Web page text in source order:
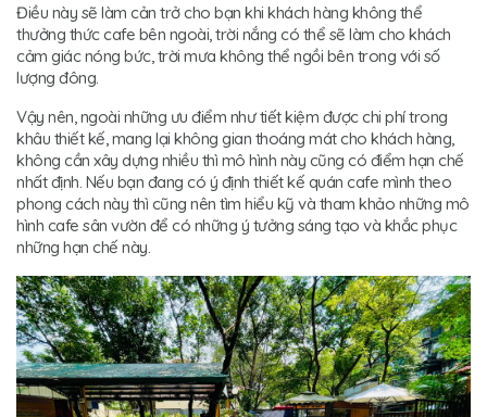
Điều này sẽ làm cản trở cho bạn khi khách hàng không thể
thưởng thức cafe bên ngoài, trời nắng có thể sẽ làm cho khách
cảm giác nóng bức, trời mưa không thể ngồi bên trong với số
lượng đông.
Vậy nên, ngoài những ưu điểm như tiết kiệm được chi phí trong
khâu thiết kế, mang lại không gian thoáng mát cho khách hàng,
không cần xây dựng nhiều thì mô hình này cũng có điểm hạn chế
nhất định. Nếu bạn đang có ý định thiết kế quán cafe mình theo
phong cách này thì cũng nên tìm hiểu kỹ và tham khảo những mô
hình cafe sân vườn để có những ý tưởng sáng tạo và khắc phục
những hạn chế này.